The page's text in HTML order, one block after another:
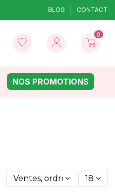
BLOG CONTACT
0
NOS PROMOTIONS
Ventes, ordre décroissant
18